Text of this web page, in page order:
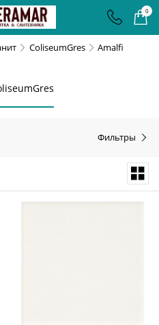
0
ColiseumGres Amalfi
Фильтры